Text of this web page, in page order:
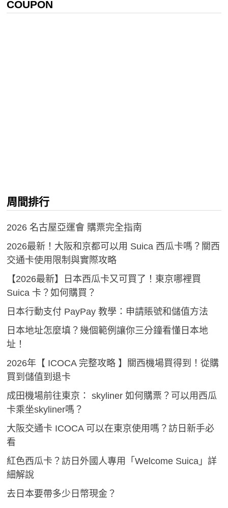
COUPON
周間排行
2026 名古屋亞運會 購票完全指南
2026最新！大阪和京都可以用 Suica 西瓜卡嗎？關西
交通卡使用限制與實際攻略
【2026最新】日本西瓜卡又可買了！東京哪裡買
Suica 卡？如何購買？
日本行動支付 PayPay 教學：申請賬號和儲值方法
日本地址怎麼填？幾個範例讓你三分鐘看懂日本地
址！
2026年【 ICOCA 完整攻略 】關西機場買得到！從購
買到儲值到退卡
成田機場前往東京： skyliner 如何購票？可以用西瓜
卡乘坐skyliner嗎？
大阪交通卡 ICOCA 可以在東京使用嗎？訪日新手必
看
紅色西瓜卡？訪日外國人專用「Welcome Suica」詳
細解說
去日本要帶多少日幣現金？